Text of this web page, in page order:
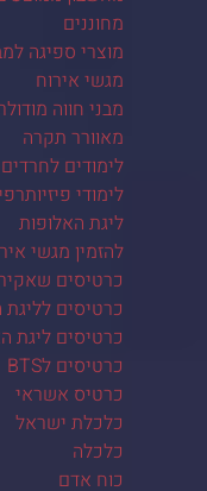
מחוננים
מוצרי ספיגה
מגשי אירוח
מבני חווה
מאוורר תקרה
לימודים לחרדים
לימודי
ליגת האלופות
להזמין מגשי
כרטיסים
כרטיסים
כרטיסים ליגת
כרטיסים לBTS
כרטיס אשראי
כלכלת ישראל
כלכלה
כוח אדם